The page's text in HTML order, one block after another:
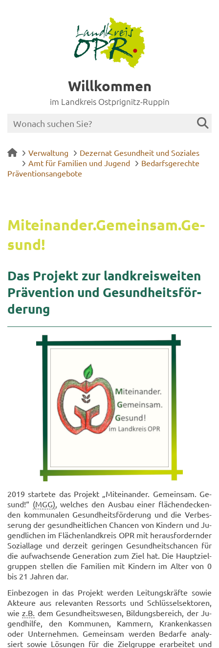
Willkommen
im Landkreis Ostprignitz-Ruppin
Verwaltung
Dezernat Gesundheit und Soziales
Amt für Familien und Jugend
Bedarfsgerechte
Präventionsangebote
Mit­ein­an­der.Ge­mein­sam.Ge­
sund!
Das Pro­jekt zur land­kreis­wei­ten
Prä­ven­ti­on und Ge­sund­heits­för­
de­rung
2019 star­te­te das Pro­jekt „Mit­ein­an­der. Ge­mein­sam. Ge­
sund!“ (MGG), wel­ches den Aus­bau einer flä­chen­­de­cken­
den kom­mu­na­len Ge­sund­heits­­för­de­rung und die Ver­bes­
se­rung der ge­sund­heit­li­chen Chan­cen von Kin­dern und Ju­
gend­li­chen im Flä­chen­­land­kreis OPR mit her­aus­­for­dern­der
So­zi­al­lage und der­zeit ge­rin­gen Ge­sund­heits­­chan­cen für
die auf­wach­sen­de Ge­nera­ti­on zum Ziel hat. Die Haupt­ziel­
grup­pen stel­len die Fa­mi­li­en mit Kin­dern im Alter von 0
bis 21 Jah­ren dar.
Ein­be­zo­gen in das Pro­jekt wer­den Lei­tungs­kräf­te sowie
Ak­teu­re aus re­le­van­ten Res­sorts und Schlüs­sel­­sek­to­ren,
wiez.B. dem Ge­sund­heits­we­sen, Bil­dungs­be­reich, der Ju­
gend­­hilfe, den Kom­mu­nen, Kam­mern, Kran­ken­­kas­sen
oder Un­ter­neh­men. Ge­mein­sam wer­den Be­dar­fe ana­ly­
siert sowie Lö­sun­gen für die Ziel­­grup­pe er­ar­bei­tet und